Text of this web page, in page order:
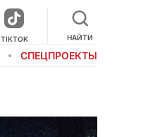
TIKTOK НАЙТИ
СПЕЦПРОЕКТЫ